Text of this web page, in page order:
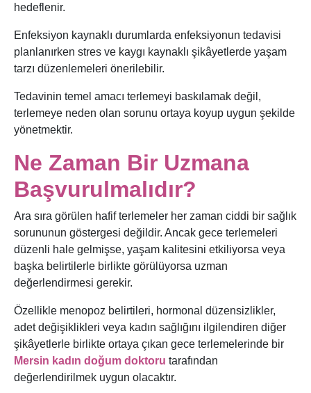
hedeflenir.
Enfeksiyon kaynaklı durumlarda enfeksiyonun tedavisi
planlanırken stres ve kaygı kaynaklı şikâyetlerde yaşam
tarzı düzenlemeleri önerilebilir.
Tedavinin temel amacı terlemeyi baskılamak değil,
terlemeye neden olan sorunu ortaya koyup uygun şekilde
yönetmektir.
Ne Zaman Bir Uzmana
Başvurulmalıdır?
Ara sıra görülen hafif terlemeler her zaman ciddi bir sağlık
sorununun göstergesi değildir. Ancak gece terlemeleri
düzenli hale gelmişse, yaşam kalitesini etkiliyorsa veya
başka belirtilerle birlikte görülüyorsa uzman
değerlendirmesi gerekir.
Özellikle menopoz belirtileri, hormonal düzensizlikler,
adet değişiklikleri veya kadın sağlığını ilgilendiren diğer
şikâyetlerle birlikte ortaya çıkan gece terlemelerinde bir
Mersin kadın doğum doktoru tarafından
değerlendirilmek uygun olacaktır.